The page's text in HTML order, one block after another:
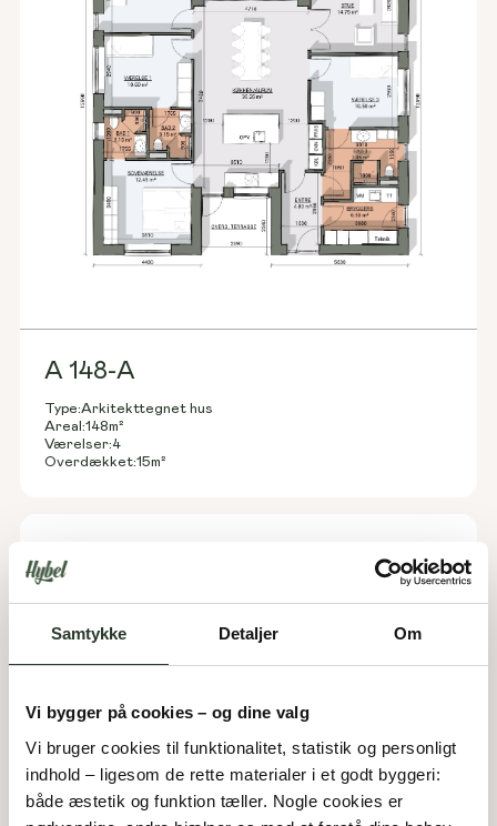
Samtykke Detaljer Om
Vi bygger på cookies – og dine valg
Vi bruger cookies til funktionalitet, statistik og personligt
indhold – ligesom de rette materialer i et godt byggeri:
både æstetik og funktion tæller. Nogle cookies er
A 148-A
Type:Arkitekttegnet hus
Areal:148m²
Værelser:4
Overdækket:15m²